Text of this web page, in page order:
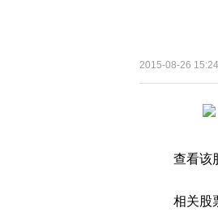
2015-08-26
查看该
相关股